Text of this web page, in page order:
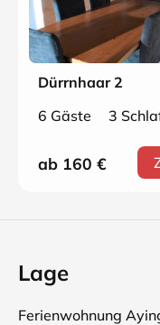
Dürrnhaar 2
6 Gäste
3
ab 160 €
Lage
Ferienwohnung